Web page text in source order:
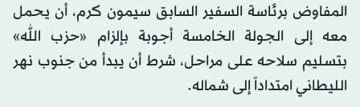
المفاوض برئاسة السفير السابق سيمون كرم، أن يحمل
معه إلى الجولة الخامسة أجوبة بإلزام «حزب الله»
بتسليم سلاحه على مراحل، شرط أن يبدأ من جنوب نهر
الليطاني امتداداً إلى شماله.